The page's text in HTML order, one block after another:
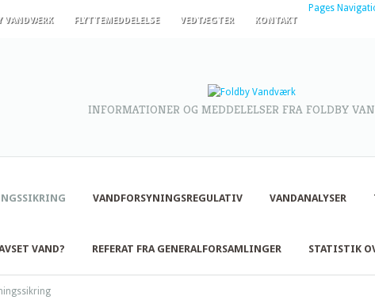
Pages
VANDVÆRK FLYTTEMEDDELELSE VEDTÆGTER KONTAKT
INFORMATIONER OG MEDDELELSER FRA FOLDBY
VANDFORSYNINGSREGULATIV VANDANALYSER
VAND? REFERAT FRA GENERALFORSAMLINGER STATISTIK